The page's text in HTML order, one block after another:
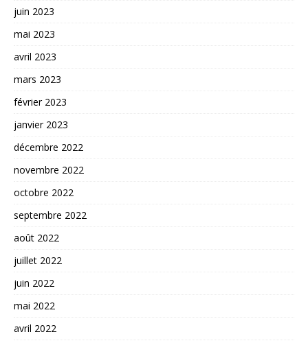
juin 2023
mai 2023
avril 2023
mars 2023
février 2023
janvier 2023
décembre 2022
novembre 2022
octobre 2022
septembre 2022
août 2022
juillet 2022
juin 2022
mai 2022
avril 2022